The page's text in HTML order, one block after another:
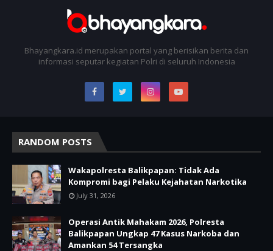
Bhayangkara.id merupakan portal yang berisikan berita dan
informasi seputar kegiatan Polri di seluruh Indonesia
RANDOM POSTS
Wakapolresta Balikpapan: Tidak Ada
Kompromi bagi Pelaku Kejahatan Narkotika
July 31, 2026
Operasi Antik Mahakam 2026, Polresta
Balikpapan Ungkap 47 Kasus Narkoba dan
Amankan 54 Tersangka